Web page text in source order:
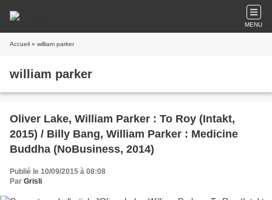
MENU
Accueil » william parker
william parker
Oliver Lake, William Parker : To Roy (Intakt,
2015) / Billy Bang, William Parker : Medicine
Buddha (NoBusiness, 2014)
Publié le 10/09/2015 à 08:08
Par Grisli